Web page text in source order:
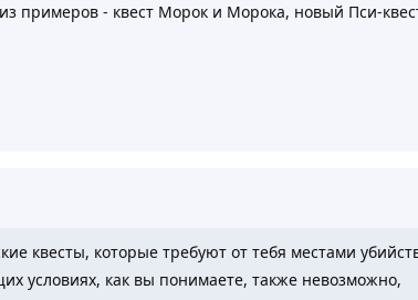
примеров - квест Морок и Морока, новый Пси-
квесты, которые требуют от тебя местами
условиях, как вы понимаете, также невозможно,